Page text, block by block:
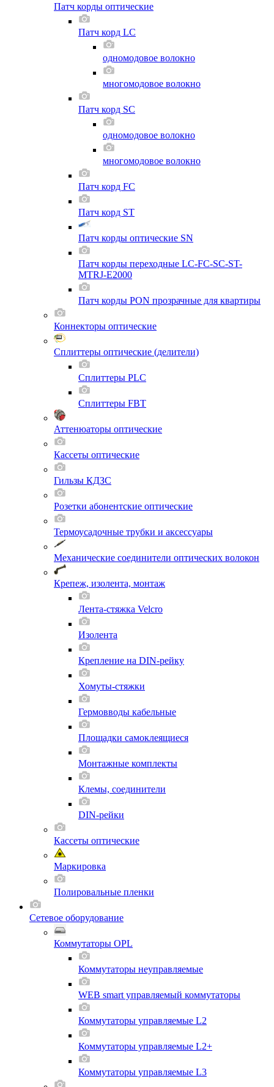
Патч корды оптические
Патч корд LC
одномодовое волокно
многомодовое волокно
Патч корд SC
одномодовое волокно
многомодовое волокно
Патч корд FC
Патч корд ST
Патч корды оптические SN
Патч корды переходные LC-FC-SC-ST-
MTRJ-E2000
Патч корды PON прозрачные для квартиры
Коннекторы оптические
Сплиттеры оптические (делители)
Сплиттеры PLC
Сплиттеры FBT
Аттенюаторы оптические
Кассеты оптические
Гильзы КДЗС
Розетки абонентские оптические
Термоусадочные трубки и аксессуары
Механические соединители оптических волокон
Крепеж, изолента, монтаж
Лента-стяжка Velcro
Изолента
Крепление на DIN-рейку
Хомуты-стяжки
Гермовводы кабельные
Площадки самоклеящиеся
Монтажные комплекты
Клемы, соединители
DIN-рейки
Кассеты оптические
Маркировка
Полировальные пленки
Сетевое оборудование
Коммутаторы OPL
Коммутаторы неуправляемые
WEB smart управляемый коммутаторы
Коммутаторы управляемые L2
Коммутаторы управляемые L2+
Коммутаторы управляемые L3